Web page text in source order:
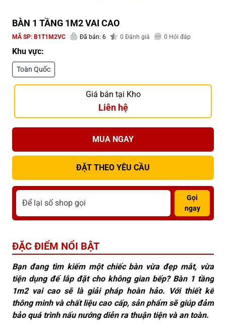
BÀN 1 TẦNG 1M2 VAI CAO
MÃ SP: B1T1M2VC Đã bán: 6 0 Đánh giá 0 Hỏi đáp
Khu vực:
Toàn Quốc
Giá bán tại Kho
Liên hệ
MUA NGAY
ĐẶT THEO YÊU CẦU
Gọi
ngay
ĐẶC ĐIỂM NỔI BẬT
Bạn đang tìm kiếm một chiếc bàn vừa đẹp mắt, vừa
tiện dụng để lắp đặt cho không gian bếp? Bàn 1 tầng
1m2 vai cao sẽ là giải pháp hoàn hảo. Với thiết kế
thông minh và chất liệu cao cấp, sản phẩm sẽ giúp đảm
bảo quá trình nấu nướng diễn ra thuận tiện và an toàn.